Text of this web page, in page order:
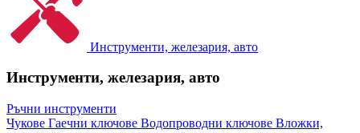
Инструменти, железария, авто
Инструменти, железария, авто
Ръчни инструменти
Чукове Гаечни ключове Водопроводни ключове Вложки,